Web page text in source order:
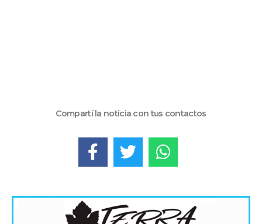
Compartí la noticia con tus contactos